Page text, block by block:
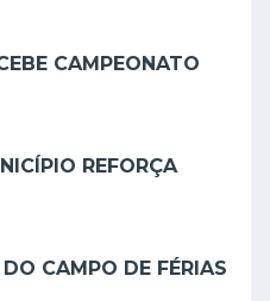
CAMPEONATO
REFORÇA
CAMPO DE FÉRIAS